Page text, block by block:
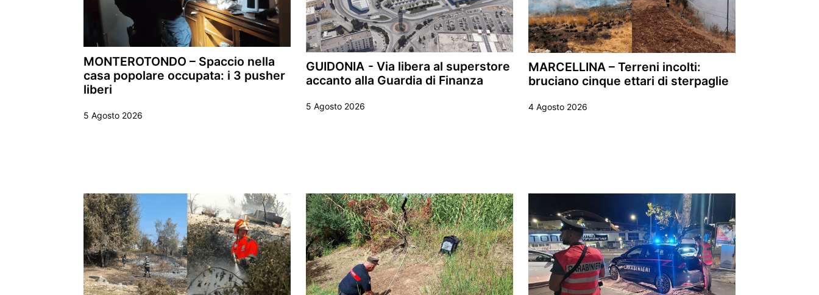
MONTEROTONDO – Spaccio nella
casa popolare occupata: i 3 pusher
liberi
5 Agosto 2026
GUIDONIA - Via libera al superstore
accanto alla Guardia di Finanza
5 Agosto 2026
MARCELLINA – Terreni incolti:
bruciano cinque ettari di sterpaglie
4 Agosto 2026